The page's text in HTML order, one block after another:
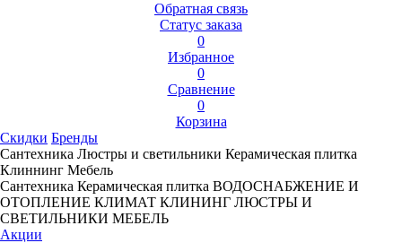
Обратная связь
Статус заказа
0
Избранное
0
Сравнение
0
Корзина
Скидки Бренды
Сантехника Люстры и светильники Керамическая плитка
Клиннинг Мебель
Сантехника Керамическая плитка ВОДОСНАБЖЕНИЕ И
ОТОПЛЕНИЕ КЛИМАТ КЛИНИНГ ЛЮСТРЫ И
СВЕТИЛЬНИКИ МЕБЕЛЬ
Акции